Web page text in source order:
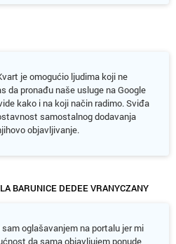
je omogućio ljudima koji ne
da pronađu naše usluge na Google
kako i na koji način radimo. Sviđa
samostalnog dodavanja
objavljivanje.
BARUNICE DEDEE VRANYCZANY
oglašavanjem na portalu jer mi
da sama objavljujem ponude